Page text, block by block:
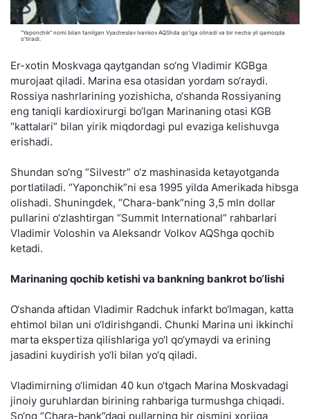
"Yaponchik" nomi bilan tanilgan Vyacheslav Ivankov AQShda qo‘lga olinadi va bir necha yil qamoqda
o‘tiradi.
Er-xotin Moskvaga qaytgandan so‘ng Vladimir KGBga
murojaat qiladi. Marina esa otasidan yordam so‘raydi.
Rossiya nashrlarining yozishicha, o‘shanda Rossiyaning
eng taniqli kardioxirurgi bo‘lgan Marinaning otasi KGB
“kattalari” bilan yirik miqdordagi pul evaziga kelishuvga
erishadi.
Shundan so‘ng “Silvestr” o‘z mashinasida ketayotganda
portlatiladi. “Yaponchik”ni esa 1995 yilda Amerikada hibsga
olishadi. Shuningdek, “Chara-bank”ning 3,5 mln dollar
pullarini o‘zlashtirgan “Summit International” rahbarlari
Vladimir Voloshin va Aleksandr Volkov AQShga qochib
ketadi.
Marinaning qochib ketishi va bankning bankrot bo‘lishi
O‘shanda aftidan Vladimir Radchuk infarkt bo‘lmagan, katta
ehtimol bilan uni o‘ldirishgandi. Chunki Marina uni ikkinchi
marta ekspertiza qilishlariga yo‘l qo‘ymaydi va erining
jasadini kuydirish yo‘li bilan yo‘q qiladi.
Vladimirning o‘limidan 40 kun o‘tgach Marina Moskvadagi
jinoiy guruhlardan birining rahbariga turmushga chiqadi.
So‘ng “Chara-bank”dagi pullarning bir qismini xorijga